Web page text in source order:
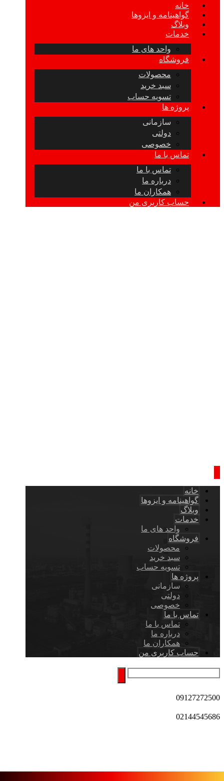
خانه
گواهینامه و ایزوها
وبلاگ
خدمات
واحد های ما
فروشگاه
محصولات
سبد خرید
تسویه حساب
پروژه ها
سازمانی
دولتی
خصوصی
تماس با ما
تماس با ما
درباره ما
همکاران ما
حساب کاربری من
خانه
گواهینامه و ایزوها
وبلاگ
خدمات
واحد های ما
فروشگاه
محصولات
سبد خرید
تسویه حساب
پروژه ها
سازمانی
دولتی
خصوصی
تماس با ما
تماس با ما
درباره ما
همکاران ما
حساب کاربری من
09127272500
02144545686